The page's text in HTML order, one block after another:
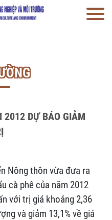
2012 DỰ BÁO GIẢM
Nông thôn vừa đưa ra
cà phê của năm 2012
với trị giá khoảng 2,36
và giảm 13,1% về giá